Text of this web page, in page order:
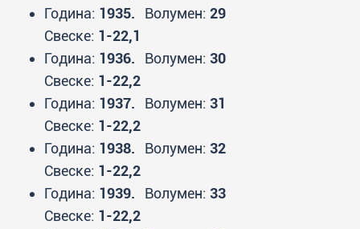
Година: 1935. Волумен: 29
Свеске: 1-22,1
Година: 1936. Волумен: 30
Свеске: 1-22,2
Година: 1937. Волумен: 31
Свеске: 1-22,2
Година: 1938. Волумен: 32
Свеске: 1-22,2
Година: 1939. Волумен: 33
Свеске: 1-22,2